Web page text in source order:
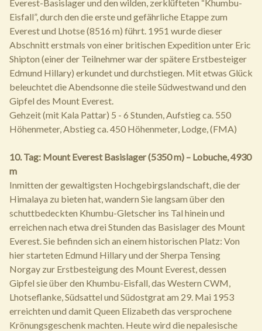
Everest-Basislager und den wilden, zerklüfteten “Khumbu-
Eisfall”, durch den die erste und gefährliche Etappe zum
Everest und Lhotse (8516 m) führt. 1951 wurde dieser
Abschnitt erstmals von einer britischen Expedition unter Eric
Shipton (einer der Teilnehmer war der spätere Erstbesteiger
Edmund Hillary) erkundet und durchstiegen. Mit etwas Glück
beleuchtet die Abendsonne die steile Südwestwand und den
Gipfel des Mount Everest.
Gehzeit (mit Kala Pattar) 5 - 6 Stunden, Aufstieg ca. 550
Höhenmeter, Abstieg ca. 450 Höhenmeter, Lodge, (FMA)
10. Tag: Mount Everest Basislager (5350 m) – Lobuche, 4930
m
Inmitten der gewaltigsten Hochgebirgslandschaft, die der
Himalaya zu bieten hat, wandern Sie langsam über den
schuttbedeckten Khumbu-Gletscher ins Tal hinein und
erreichen nach etwa drei Stunden das Basislager des Mount
Everest. Sie befinden sich an einem historischen Platz: Von
hier starteten Edmund Hillary und der Sherpa Tensing
Norgay zur Erstbesteigung des Mount Everest, dessen
Gipfel sie über den Khumbu-Eisfall, das Western CWM,
Lhotseflanke, Südsattel und Südostgrat am 29. Mai 1953
erreichten und damit Queen Elizabeth das versprochene
Krönungsgeschenk machten. Heute wird die nepalesische